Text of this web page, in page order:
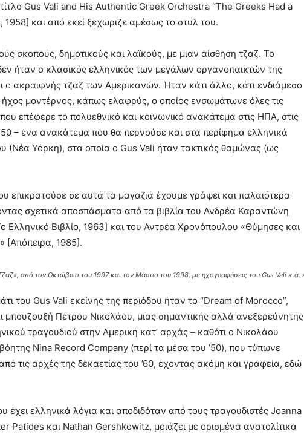
Gus Vali and His Authentic Greek Orchestra “The Greeks Had a
και από εκεί ξεχώριζε αμέσως το στυλ του.
σκοπούς, δημοτικούς και λαϊκούς, με μιαν αίσθηση τζαζ. Το
ήταν ο κλασικός ελληνικός των μεγάλων οργανοπαικτών της
ακραιφνής τζαζ των Αμερικανών. Ήταν κάτι άλλο, κάτι ενδιάμεσο
μοντέρνος, κάπως ελαφρύς, ο οποίος ενσωμάτωνε όλες τις
επέφερε το πολυεθνικό και κοινωνικό ανακάτεμα στις ΗΠΑ, στις
’50 – ένα ανακάτεμα που θα περνούσε και στα περίφημα ελληνικά
(Νέα Υόρκη), στα οποία ο Gus Vali ήταν τακτικός θαμώνας (ως
επικρατούσε σε αυτά τα μαγαζιά έχουμε γράψει και παλαιότερα
σχετικά αποσπάσματα από τα βιβλία του Ανδρέα Καραντώνη
Ελληνικό Βιβλίο, 1963] και του Αντρέα Χρονόπουλου «Θύμησες και
[Απόπειρα, 1985].
από τον Οκτώβριο του 1997 και τον Μάρτιο του 1998, με ηχογραφήσεις του Gus Vali κ.ά.
του Gus Vali εκείνης της περιόδου ήταν το “Dream of Morocco”,
μπουζουξή Πέτρου Νικολάου, μιας σημαντικής αλλά ανεξερεύνητης
τραγουδιού στην Αμερική κατ’ αρχάς – καθότι ο Νικολάου
Nina Record Company (περί τα μέσα του ’50), που τύπωνε
τις αρχές της δεκαετίας του ’60, έχοντας ακόμη και γραφεία, εδώ
έχει ελληνικά λόγια και αποδιδόταν από τους τραγουδιστές Joanna
Patides και Nathan Gershkowitz, μοιάζει με ορισμένα ανατολίτικα